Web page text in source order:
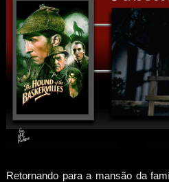
Retornando para a mansão da